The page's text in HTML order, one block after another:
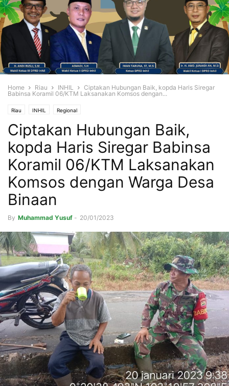
Home Riau INHIL
Ciptakan Hubungan Baik, kopda Haris Siregar
Babinsa Koramil 06/KTM Laksanakan Komsos dengan...
Riau INHIL Regional
Ciptakan Hubungan Baik,
kopda Haris Siregar Babinsa
Koramil 06/KTM Laksanakan
Komsos dengan Warga Desa
Binaan
By Muhammad Yusuf - 20/01/2023